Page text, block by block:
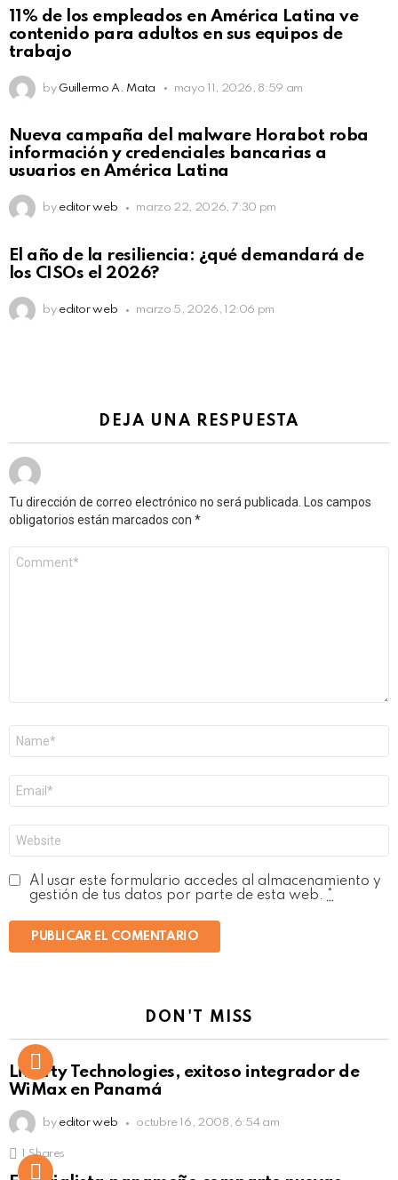
11% de los empleados en América Latina ve
contenido para adultos en sus equipos de
trabajo
by Guillermo A. Mata mayo 11, 2026, 8:59 am
Nueva campaña del malware Horabot roba
información y credenciales bancarias a
usuarios en América Latina
by editor web marzo 22, 2026, 7:30 pm
El año de la resiliencia: ¿qué demandará de
los CISOs el 2026?
by editor web marzo 5, 2026, 12:06 pm
DEJA UNA RESPUESTA
Tu dirección de correo electrónico no será publicada.
Los campos
obligatorios están marcados con *
electrónico
*
Al usar este formulario accedes al almacenamiento y
gestión de tus datos por parte de esta web.
DON'T MISS
Liberty Technologies, exitoso integrador de
WiMax en Panamá
by editor web octubre 16, 2008, 6:54 am
Shares